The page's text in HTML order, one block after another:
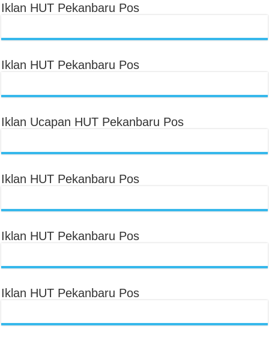
Iklan HUT Pekanbaru Pos
Iklan HUT Pekanbaru Pos
Iklan Ucapan HUT Pekanbaru Pos
Iklan HUT Pekanbaru Pos
Iklan HUT Pekanbaru Pos
Iklan HUT Pekanbaru Pos